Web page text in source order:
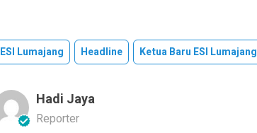
ESI Lumajang Headline Ketua Baru ESI Lumajang
Hadi Jaya
Reporter